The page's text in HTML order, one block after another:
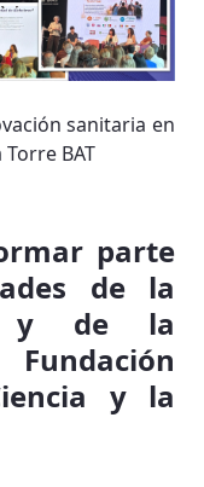
sanitaria en
BAT
parte
de la
y de la
y la